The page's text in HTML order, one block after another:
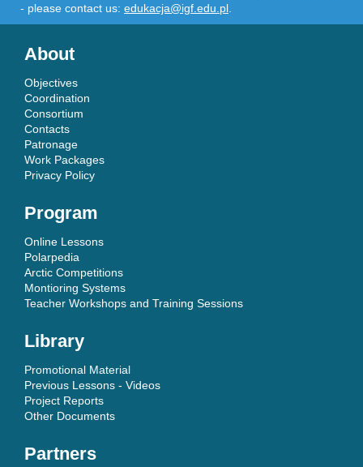
- please contact us: edukacja@igf.edu.pl
About
Objectives
Coordination
Consortium
Contacts
Patronage
Work Packages
Privacy Policy
Program
Online Lessons
Polarpedia
Arctic Competitions
Montioring Systems
Teacher Workshops and Training Sessions
Library
Promotional Material
Previous Lessons - Videos
Project Reports
Other Documents
Partners